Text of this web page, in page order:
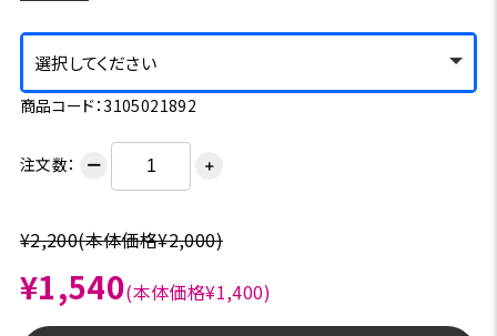
選択してください
商品コード：3105021892
注文数： ー ＋
¥2,200(本体価格¥2,000)
¥1,540(本体価格¥1,400)